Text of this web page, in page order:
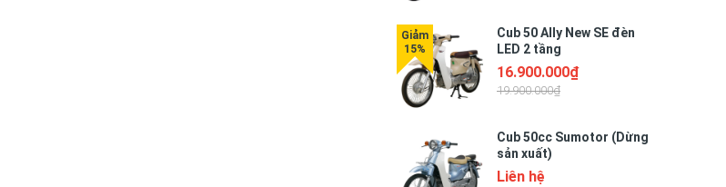
Cub 50 Ally New SE đèn
LED 2 tầng
16.900.000₫
19.900.000₫
Cub 50cc Sumotor (Dừng
sản xuất)
Liên hệ